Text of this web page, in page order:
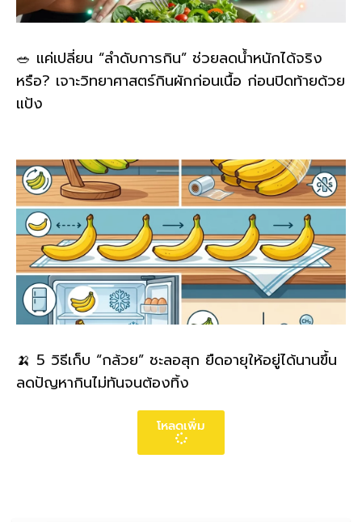
🥗 แค่เปลี่ยน “ลำดับการกิน” ช่วยลดน้ำหนักได้จริง
หรือ? เจาะวิทยาศาสตร์กินผักก่อนเนื้อ ก่อนปิดท้ายด้วย
แป้ง
🍌 5 วิธีเก็บ “กล้วย” ชะลอสุก ยืดอายุให้อยู่ได้นานขึ้น
ลดปัญหากินไม่ทันจนต้องทิ้ง
โหลดเพิ่ม